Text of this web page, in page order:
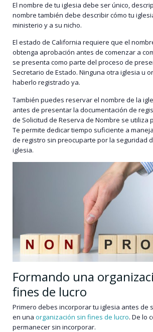
El nombre de tu iglesia debe ser único,
nombre también debe describir cómo tu
ministerio y a su nicho.
El estado de California requiere que el
obtenga aprobación antes de comenzar a
se presenta como parte del proceso de
Secretario de Estado. Ninguna otra iglesia u
haberlo registrado ya.
También puedes reservar el nombre de la
antes de presentar la documentación de
de Solicitud de Reserva de Nombre se utiliza
Te permite dedicar tiempo suficiente a
de registro sin preocuparte por la seguridad
iglesia.
Formando una
fines de lucro
Primero debes incorporar tu iglesia antes de
en una organización sin fines de lucro. De lo
permanecer sin incorporar.